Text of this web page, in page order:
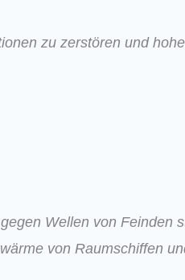
zu zerstören und
Wellen von Feinden
von Raumschiffen